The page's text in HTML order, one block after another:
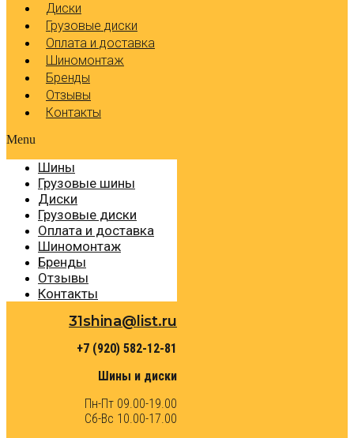
Диски
Грузовые диски
Оплата и доставка
Шиномонтаж
Бренды
Отзывы
Контакты
Menu
Шины
Грузовые шины
Диски
Грузовые диски
Оплата и доставка
Шиномонтаж
Бренды
Отзывы
Контакты
31shina@list.ru
+7 (920) 582-12-81
Шины и диски
Пн-Пт 09.00-19.00
Сб-Вс 10.00-17.00